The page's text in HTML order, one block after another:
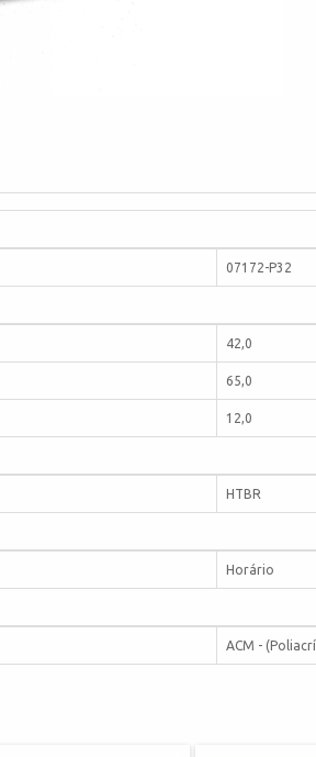
07172-P32
42,0
65,0
12,0
HTBR
Horário
ACM -